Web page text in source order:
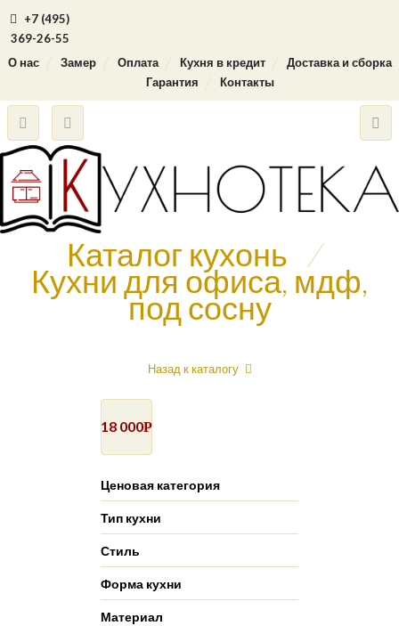
+7 (495)
369-26-55
О нас
Замер Оплата Кухня в кредит
Доставка и сборка
Гарантия
Контакты
Каталог кухонь /
Кухни для офиса, мдф,
под сосну
Назад к каталогу
18 000Р
Ценовая категория
Тип кухни
Стиль
Форма кухни
Материал